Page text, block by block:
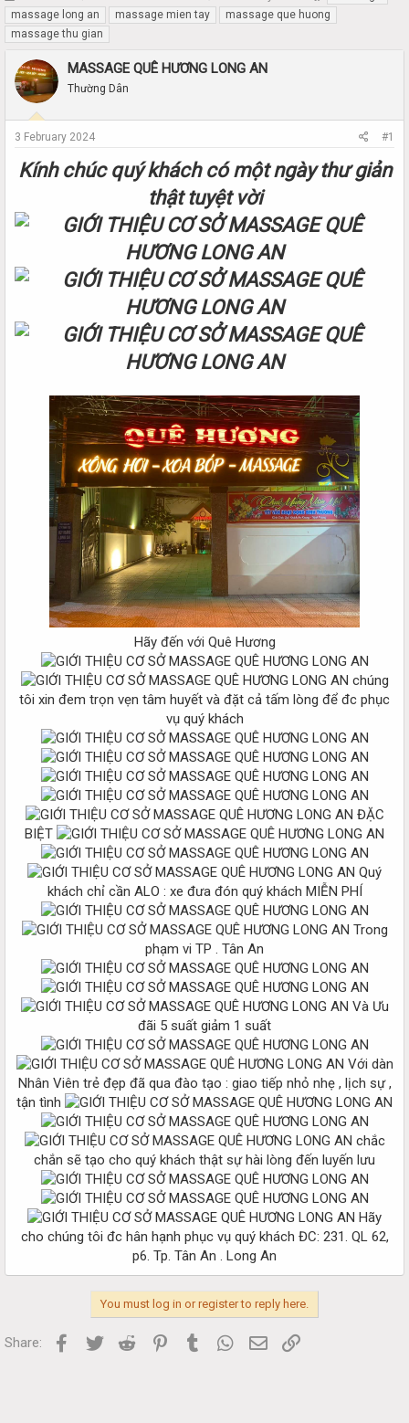
h
r
e
d
s
r
e
t
a
t
d
massage long an
massage mien tay
massage que huong
massage thu gian
MASSAGE QUÊ HƯƠNG LONG AN
Thường Dân
3 February 2024 #1
Kính chúc quý khách có một ngày thư giản
thật tuyệt vời
Hãy đến với Quê Hương
chúng
tôi xin đem trọn vẹn tâm huyết và đặt cả tấm lòng để đc phục
vụ quý khách
ĐẶC
BIỆT
Quý
khách chỉ cần ALO : xe đưa đón quý khách MIỄN PHÍ
Trong
phạm vi TP . Tân An
Và Ưu
đãi 5 suất giảm 1 suất
Với dàn
Nhân Viên trẻ đẹp đã qua đào tạo : giao tiếp nhỏ nhẹ , lịch sự ,
tận tình
chắc
chắn sẽ tạo cho quý khách thật sự hài lòng đến luyến lưu
Hãy
cho chúng tôi đc hân hạnh phục vụ quý khách ĐC: 231. QL 62,
p6. Tp. Tân An . Long An​
You must log in or register to reply here.
Share: Facebook
Twitter Reddit PinterestTumblr WhatsApp
Email